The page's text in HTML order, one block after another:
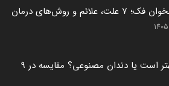
علائم و روش‌های درمان
ایمپلنت بهتر است یا دندان مصنوعی؟ مقایسه در 9